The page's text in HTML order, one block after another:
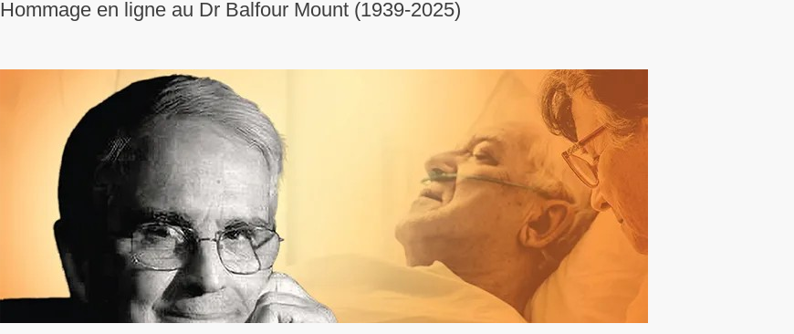
Hommage en ligne au Dr Balfour Mount (1939-2025)